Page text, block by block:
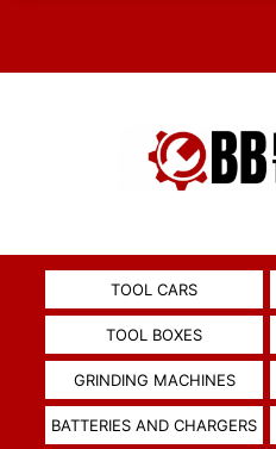
TOOL CARS
TOOL BOXES
GRINDING MACHINES
BATTERIES AND CHARGERS